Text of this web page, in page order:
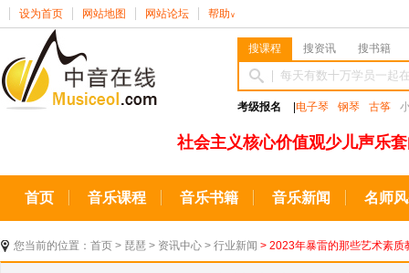
设为首页 网站地图 网站论坛 帮助 ∨
搜课程 搜资讯 搜书籍
考级报名 电子琴 钢琴 古筝
社会主义核心价值观少儿声乐
首页 音乐课程 音乐书籍 音乐新闻 名师
您当前的位置： 首页 > 琵琶 > 资讯中心 > 行业新闻 > 2023年暴雷的那些艺术素